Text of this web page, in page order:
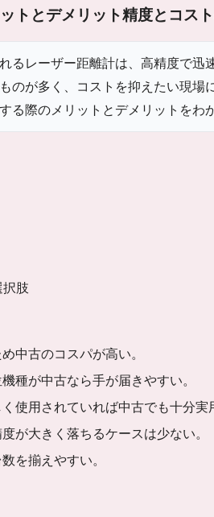
トとデメリット精度とコス
るレーザー距離計は、高精度で迅
が多く、コストを抑えたい現場
際のメリットとデメリットをわ
肢
中古のコスパが高い。
種が中古なら手が届きやすい。
使用されていれば中古でも十分実
が大きく落ちるケースは少ない。
を揃えやすい。